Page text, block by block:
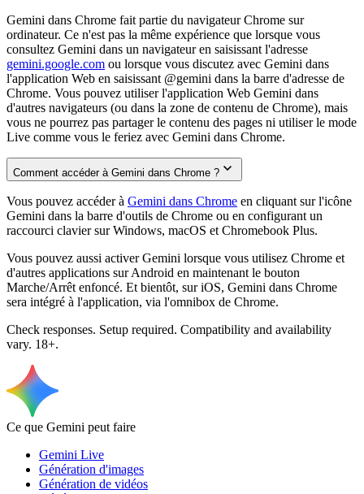
Gemini dans Chrome fait partie du navigateur Chrome sur
ordinateur. Ce n'est pas la même expérience que lorsque vous
consultez Gemini dans un navigateur en saisissant l'adresse
gemini.google.com ou lorsque vous discutez avec Gemini dans
l'application Web en saisissant @gemini dans la barre d'adresse de
Chrome. Vous pouvez utiliser l'application Web Gemini dans
d'autres navigateurs (ou dans la zone de contenu de Chrome), mais
vous ne pourrez pas partager le contenu des pages ni utiliser le mode
Live comme vous le feriez avec Gemini dans Chrome.
Comment accéder à Gemini dans Chrome ?
Vous pouvez accéder à Gemini dans Chrome en cliquant sur l'icône
Gemini dans la barre d'outils de Chrome ou en configurant un
raccourci clavier sur Windows, macOS et Chromebook Plus.
Vous pouvez aussi activer Gemini lorsque vous utilisez Chrome et
d'autres applications sur Android en maintenant le bouton
Marche/Arrêt enfoncé. Et bientôt, sur iOS, Gemini dans Chrome
sera intégré à l'application, via l'omnibox de Chrome.
Check responses. Setup required. Compatibility and availability
vary. 18+.
Ce que Gemini peut faire
Gemini Live
Génération d'images
Génération de vidéos